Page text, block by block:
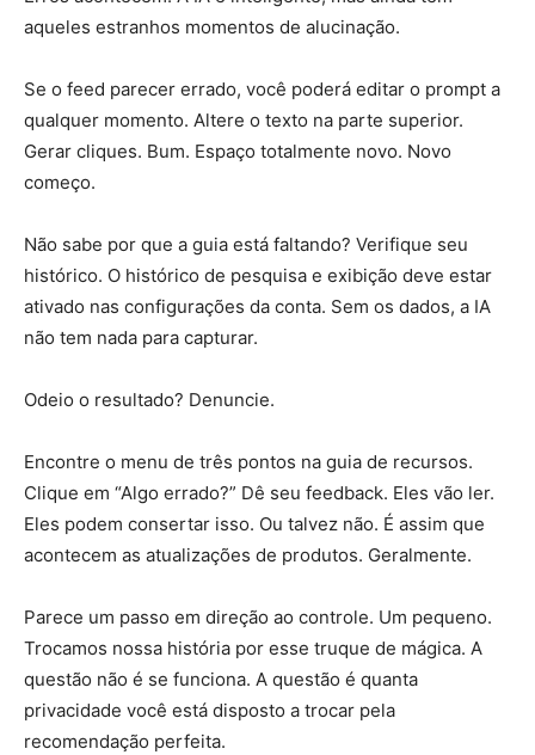
aqueles estranhos momentos de alucinação.
Se o feed parecer errado, você poderá editar o prompt a
qualquer momento. Altere o texto na parte superior.
Gerar cliques. Bum. Espaço totalmente novo. Novo
começo.
Não sabe por que a guia está faltando? Verifique seu
histórico. O histórico de pesquisa e exibição deve estar
ativado nas configurações da conta. Sem os dados, a IA
não tem nada para capturar.
Odeio o resultado? Denuncie.
Encontre o menu de três pontos na guia de recursos.
Clique em “Algo errado?” Dê seu feedback. Eles vão ler.
Eles podem consertar isso. Ou talvez não. É assim que
acontecem as atualizações de produtos. Geralmente.
Parece um passo em direção ao controle. Um pequeno.
Trocamos nossa história por esse truque de mágica. A
questão não é se funciona. A questão é quanta
privacidade você está disposto a trocar pela
recomendação perfeita.